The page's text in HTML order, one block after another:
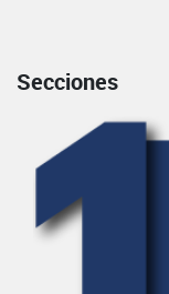
Secciones